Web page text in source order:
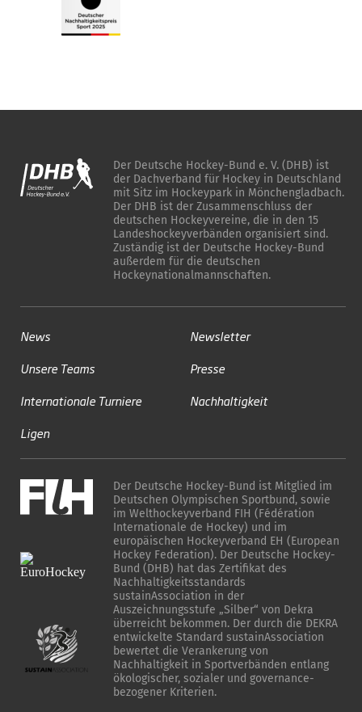
Der Deutsche Hockey-Bund e. V. (DHB) ist
der Dachverband für Hockey in Deutschland
mit Sitz im Hockeypark in Mönchengladbach.
Der DHB ist der Zusammenschluss der
deutschen Hockeyvereine, die in den 15
Landeshockeyverbänden organisiert sind.
Zuständig ist der Deutsche Hockey-Bund
außerdem für die deutschen
Hockeynationalmannschaften.
News
Unsere Teams
Internationale Turniere
Ligen
Newsletter
Presse
Nachhaltigkeit
Der Deutsche Hockey-Bund ist Mitglied im
Deutschen Olympischen Sportbund, sowie
im Welthockeyverband FIH (Fédération
Internationale de Hockey) und im
europäischen Hockeyverband EH (European
Hockey Federation). Der Deutsche Hockey-
Bund (DHB) hat das Zertifikat des
Nachhaltigkeitsstandards
sustainAssociation in der
Auszeichnungsstufe „Silber“ von Dekra
überreicht bekommen. Der durch die DEKRA
entwickelte Standard sustainAssociation
bewertet die Verankerung von
Nachhaltigkeit in Sportverbänden entlang
ökologischer, sozialer und governance-
bezogener Kriterien.